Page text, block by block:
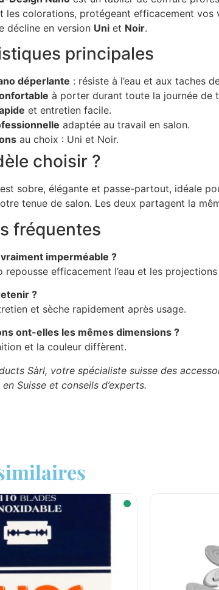
les colorations, protégeant efficacement
décline en version Uni et Noir.
principales
déperlante : résiste à l’eau et aux taches
à porter durant toute la journée de
et entretien facile.
adaptée au travail en salon.
au choix : Uni et Noir.
choisir ?
est sobre, élégante et passe-partout, idéale
tenue de salon. Les deux partagent la
fréquentes
imperméable ?
repousse efficacement l’eau et les
?
et sèche rapidement après usage.
ont-elles les mêmes dimensions ?
et la couleur diffèrent.
Sàrl, votre spécialiste suisse des
Suisse et conseils d’experts.